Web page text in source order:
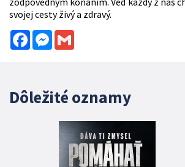
svojej cesty živý a zdravý.
FacebookMessenger
Dôležité oznamy